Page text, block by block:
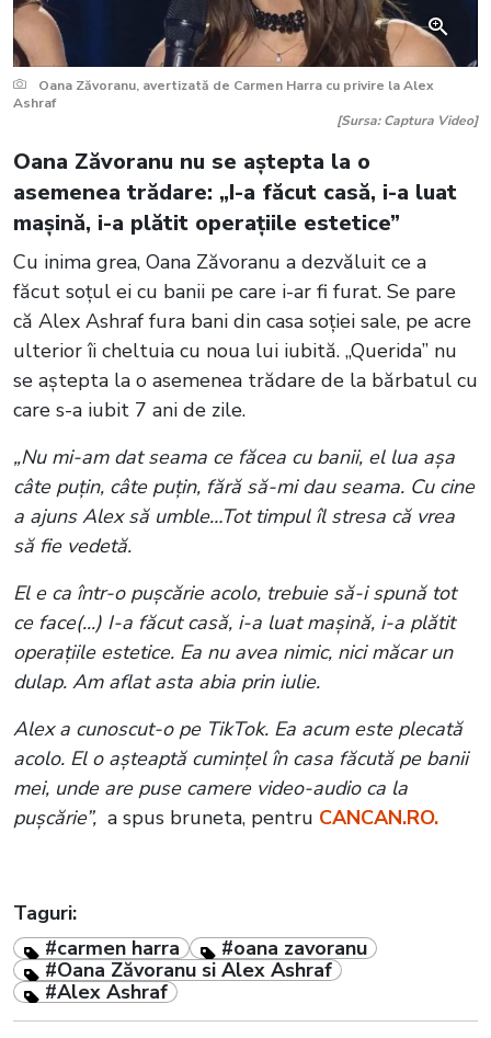
Oana Zăvoranu, avertizată de Carmen Harra cu privire la Alex
Ashraf
[Sursa: Captura Video]
Oana Zăvoranu nu se aștepta la o
asemenea trădare: „I-a făcut casă, i-a luat
mașină, i-a plătit operațiile estetice”
Cu inima grea, Oana Zăvoranu a dezvăluit ce a
făcut soțul ei cu banii pe care i-ar fi furat. Se pare
că Alex Ashraf fura bani din casa soției sale, pe acre
ulterior îi cheltuia cu noua lui iubită. „Querida” nu
se aștepta la o asemenea trădare de la bărbatul cu
care s-a iubit 7 ani de zile.
„Nu mi-am dat seama ce făcea cu banii, el lua așa
câte puțin, câte puțin, fără să-mi dau seama. Cu cine
a ajuns Alex să umble…Tot timpul îl stresa că vrea
să fie vedetă.
El e ca într-o pușcărie acolo, trebuie să-i spună tot
ce face(...) I-a făcut casă, i-a luat mașină, i-a plătit
operațiile estetice. Ea nu avea nimic, nici măcar un
dulap. Am aflat asta abia prin iulie.
Alex a cunoscut-o pe TikTok. Ea acum este plecată
acolo. El o așteaptă cumințel în casa făcută pe banii
mei, unde are puse camere video-audio ca la
pușcărie”, a spus bruneta, pentru CANCAN.RO.
Taguri:
#carmen harra
#oana zavoranu
#Oana Zăvoranu si Alex Ashraf
#Alex Ashraf